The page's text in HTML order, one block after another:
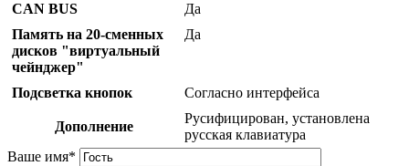
CAN BUS
Да
Память на 20-сменных
дисков "виртуальный
чейнджер"
Да
Подсветка кнопок Согласно интерфейса
Дополнение
Русифицирован, установлена
русская клавиатура
Ваше имя*